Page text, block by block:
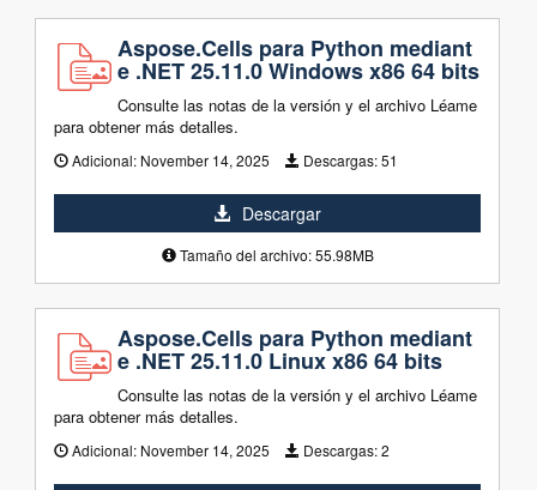
Aspose.Cells para Python mediant
e .NET 25.11.0 Windows x86 64 bits
Consulte las notas de la versión y el archivo Léame
para obtener más detalles.
Adicional: November 14, 2025 Descargas:51
Descargar
Tamaño del archivo: 55.98MB
Aspose.Cells para Python mediant
e .NET 25.11.0 Linux x86 64 bits
Consulte las notas de la versión y el archivo Léame
para obtener más detalles.
Adicional: November 14, 2025 Descargas:2